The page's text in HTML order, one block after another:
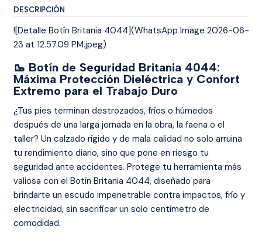
DESCRIPCIÓN
![Detalle Botín Britania 4044](WhatsApp Image 2026-06-
23 at 12.57.09 PM.jpeg)
🥾 Botín de Seguridad Britania 4044:
Máxima Protección Dieléctrica y Confort
Extremo para el Trabajo Duro
¿Tus pies terminan destrozados, fríos o húmedos
después de una larga jornada en la obra, la faena o el
taller? Un calzado rígido y de mala calidad no solo arruina
tu rendimiento diario, sino que pone en riesgo tu
seguridad ante accidentes. Protege tu herramienta más
valiosa con el Botín Britania 4044, diseñado para
brindarte un escudo impenetrable contra impactos, frío y
electricidad, sin sacrificar un solo centímetro de
comodidad.